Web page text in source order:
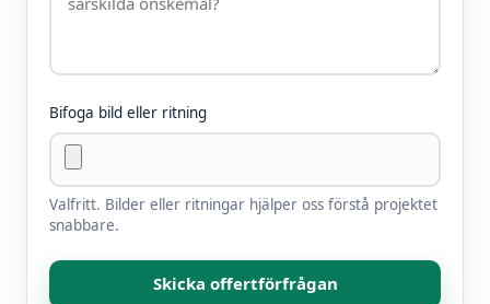
Bifoga bild eller ritning
Valfritt. Bilder eller ritningar hjälper oss förstå projektet
snabbare.
Skicka offertförfrågan